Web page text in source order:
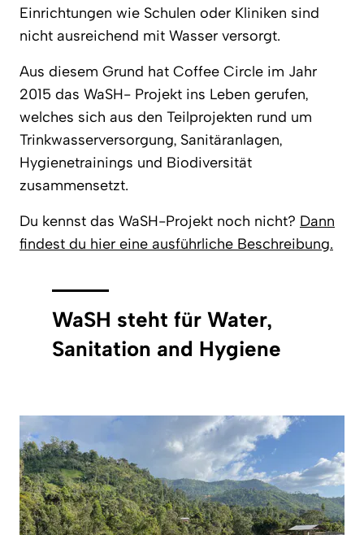
Einrichtungen wie Schulen oder Kliniken sind
nicht ausreichend mit Wasser versorgt.
Aus diesem Grund hat Coffee Circle im Jahr
2015 das WaSH- Projekt ins Leben gerufen,
welches sich aus den Teilprojekten rund um
Trinkwasserversorgung, Sanitäranlagen,
Hygienetrainings und Biodiversität
zusammensetzt.
Du kennst das WaSH-Projekt noch nicht? Dann
findest du hier eine ausführliche Beschreibung.
WaSH steht für Water,
Sanitation and Hygiene